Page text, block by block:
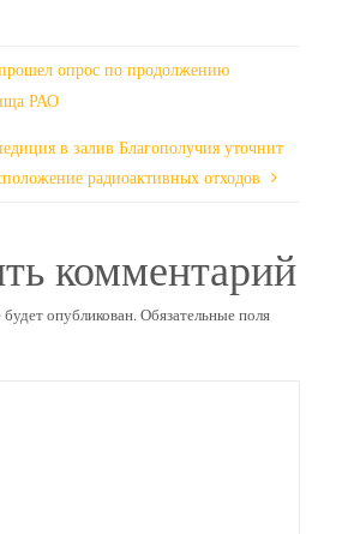
опрос по продолжению
РАО
в залив Благополучия уточнит
радиоактивных отходов
комментарий
опубликован.Обязательные поля